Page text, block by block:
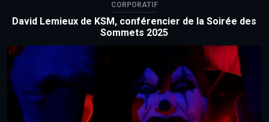
CORPORATIF
David Lemieux de KSM, conférencier de la Soirée des
Sommets 2025